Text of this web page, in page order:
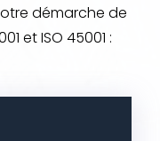
démarche de
et ISO 45001 :